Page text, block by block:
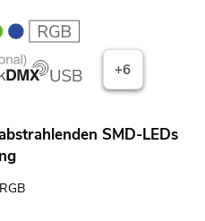
+6
SMD-LEDs